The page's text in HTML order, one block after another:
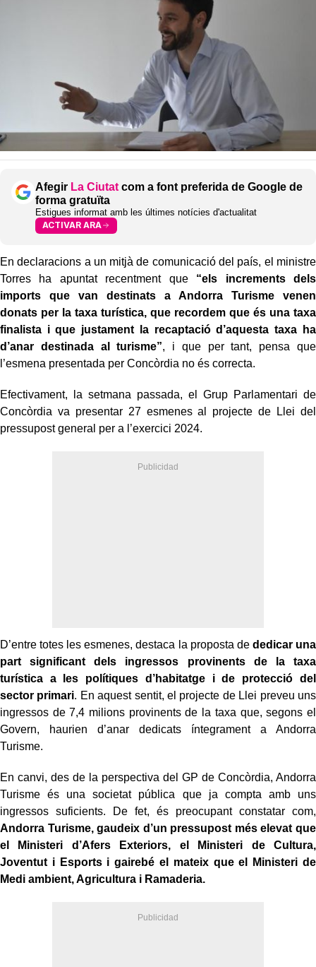
Afegir La Ciutat com a font preferida de Google de
forma gratuïta
Estigues informat amb les últimes notícies d'actualitat
ACTIVAR ARA
En declaracions a un mitjà de comunicació del país, el ministre
Torres ha apuntat recentment que “els increments dels
imports que van destinats a Andorra Turisme venen
donats per la taxa turística, que recordem que és una taxa
finalista i que justament la recaptació d’aquesta taxa ha
d’anar destinada al turisme”, i que per tant, pensa que
l’esmena presentada per Concòrdia no és correcta.
Efectivament, la setmana passada, el Grup Parlamentari de
Concòrdia va presentar 27 esmenes al projecte de Llei del
pressupost general per a l’exercici 2024.
D’entre totes les esmenes, destaca la proposta de dedicar una
part significant dels ingressos provinents de la taxa
turística a les polítiques d’habitatge i de protecció del
sector primari. En aquest sentit, el projecte de Llei preveu uns
ingressos de 7,4 milions provinents de la taxa que, segons el
Govern, haurien d’anar dedicats íntegrament a Andorra
Turisme.
En canvi, des de la perspectiva del GP de Concòrdia, Andorra
Turisme és una societat pública que ja compta amb uns
ingressos suficients. De fet, és preocupant constatar com,
Andorra Turisme, gaudeix d’un pressupost més elevat que
el Ministeri d’Afers Exteriors, el Ministeri de Cultura,
Joventut i Esports i gairebé el mateix que el Ministeri de
Medi ambient, Agricultura i Ramaderia.